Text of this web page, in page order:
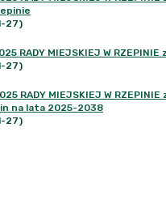
27)
RADY MIEJSKIEJ W
27)
RADY MIEJSKIEJ W
na lata 2025-2038
27)